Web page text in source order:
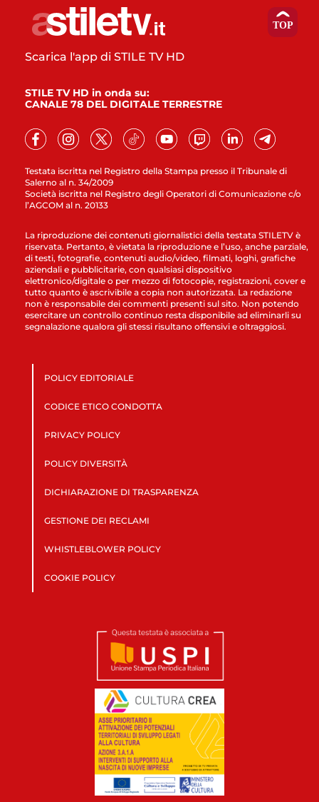
Testata iscritta nel Registro della Stampa presso il Tribunale di
Salerno al n. 34/2009
Società iscritta nel Registro degli Operatori di Comunicazione c/o
l’AGCOM al n. 20133
Scarica l'app di STILE TV HD
STILE TV HD in onda su:
CANALE 78 DEL DIGITALE TERRESTRE
La riproduzione dei contenuti giornalistici della testata STILETV è
riservata. Pertanto, è vietata la riproduzione e l’uso, anche parziale,
di testi, fotografie, contenuti audio/video, filmati, loghi, grafiche
aziendali e pubblicitarie, con qualsiasi dispositivo
elettronico/digitale o per mezzo di fotocopie, registrazioni, cover e
tutto quanto è ascrivibile a copia non autorizzata. La redazione
non è responsabile dei commenti presenti sul sito. Non potendo
esercitare un controllo continuo resta disponibile ad eliminarli su
segnalazione qualora gli stessi risultano offensivi e oltraggiosi.
POLICY EDITORIALE
CODICE ETICO CONDOTTA
PRIVACY POLICY
POLICY DIVERSITÀ
DICHIARAZIONE DI TRASPARENZA
GESTIONE DEI RECLAMI
WHISTLEBLOWER POLICY
COOKIE POLICY